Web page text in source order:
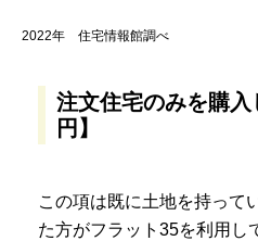
2022年 住宅情報館調べ
注文住宅のみを購
円】
この項は既に土地を持って
た方がフラット35を利用し